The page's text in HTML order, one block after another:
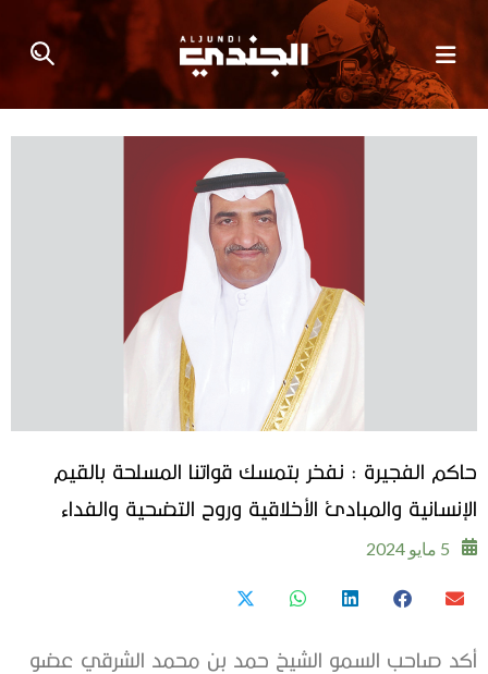
حاكم الفجيرة : نفخر بتمسك قواتنا المسلحة بالقيم
الإنسانية والمبادئ الأخلاقية وروح التضحية والفداء
5 مايو 2024
أكد صاحب السمو الشيخ حمد بن محمد الشرقي عضو